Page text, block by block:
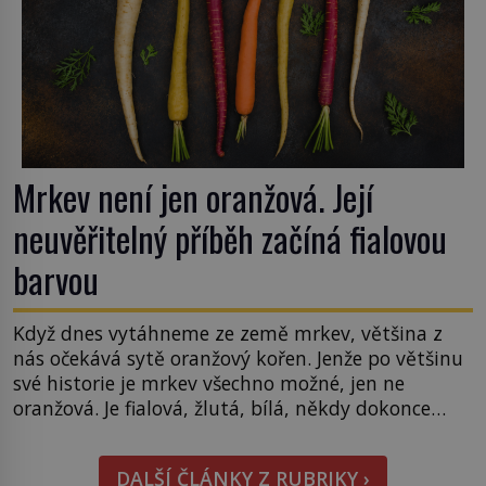
Mrkev není jen oranžová. Její
neuvěřitelný příběh začíná fialovou
barvou
Když dnes vytáhneme ze země mrkev, většina z
nás očekává sytě oranžový kořen. Jenže po většinu
své historie je mrkev všechno možné, jen ne
oranžová. Je fialová, žlutá, bílá, někdy dokonce
šlechtění se z ní stává zelenina, bez které si českou
DALŠÍ ČLÁNKY Z RUBRIKY ›